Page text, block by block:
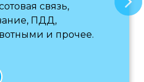
связь,
ПДД,
и прочее.